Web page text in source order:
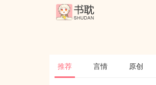
推荐 言情 原创